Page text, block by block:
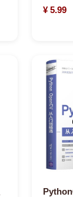
¥ 5.99